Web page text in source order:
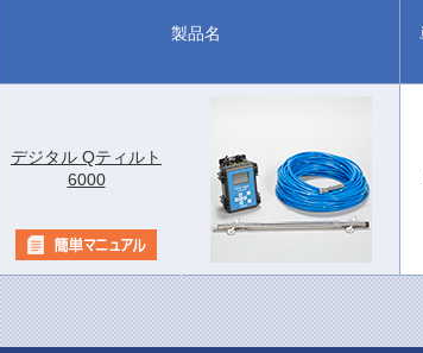
製品名
デジタル Qティルト
6000